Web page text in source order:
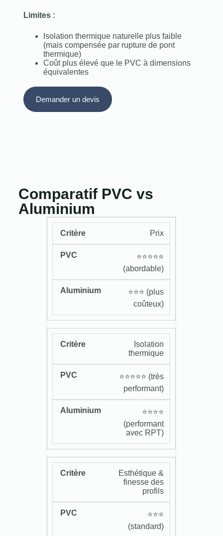
Limites :
Isolation thermique naturelle plus faible
(mais compensée par rupture de pont
thermique)
Coût plus élevé que le PVC à dimensions
équivalentes
Demander un devis
Comparatif PVC vs
Aluminium
Prix
⭐️⭐️⭐️⭐️⭐️
(abordable)
⭐️⭐️⭐️ (plus
coûteux)
Isolation
thermique
⭐️⭐️⭐️⭐️⭐️ (très
performant)
⭐️⭐️⭐️⭐️
(performant
avec RPT)
Esthétique &
finesse des
profils
⭐️⭐️⭐️
(standard)